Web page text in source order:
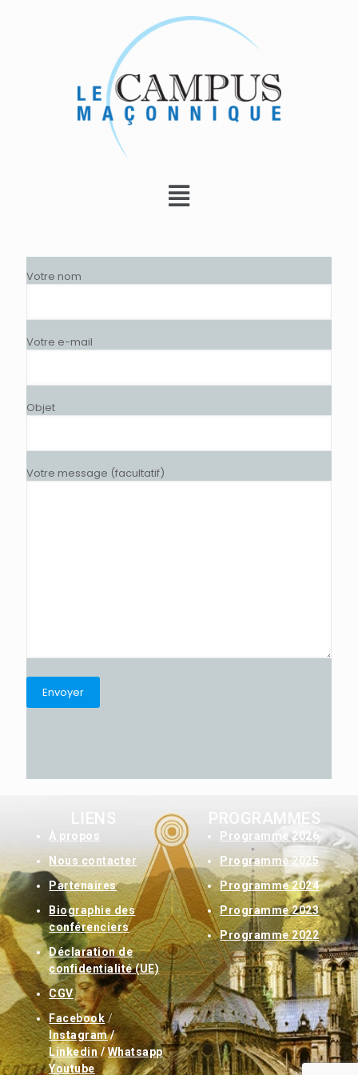
Votre nom
Votre e-mail
Objet
Votre message (facultatif)
LIENS
À propos
Nous contacter
Partenaires
Biographie des
conférenciers
Déclaration de
confidentialité (UE)
CGV
Facebook /
Instagram/
Linkedin/Whatsapp
Youtube
PROGRAMMES
Programme 2026
Programme 2025
Programme 2024
Programme 2023
Programme 2022